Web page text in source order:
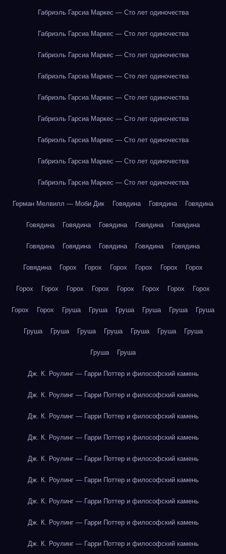
Габриэль Гарсиа Маркес — Сто лет одиночества
Габриэль Гарсиа Маркес — Сто лет одиночества
Габриэль Гарсиа Маркес — Сто лет одиночества
Габриэль Гарсиа Маркес — Сто лет одиночества
Габриэль Гарсиа Маркес — Сто лет одиночества
Габриэль Гарсиа Маркес — Сто лет одиночества
Габриэль Гарсиа Маркес — Сто лет одиночества
Габриэль Гарсиа Маркес — Сто лет одиночества
Габриэль Гарсиа Маркес — Сто лет одиночества
Герман Мелвилл — Моби Дик Говядина Говядина Говядина
Говядина Говядина Говядина Говядина Говядина
Говядина Говядина Говядина Говядина Говядина
Говядина Горох Горох Горох Горох Горох Горох
Горох Горох Горох Горох Горох Горох Горох Горох
Горох Горох Груша Груша Груша Груша Груша Груша
Груша Груша Груша Груша Груша Груша Груша
Груша Груша
Дж. К. Роулинг — Гарри Поттер и философский камень
Дж. К. Роулинг — Гарри Поттер и философский камень
Дж. К. Роулинг — Гарри Поттер и философский камень
Дж. К. Роулинг — Гарри Поттер и философский камень
Дж. К. Роулинг — Гарри Поттер и философский камень
Дж. К. Роулинг — Гарри Поттер и философский камень
Дж. К. Роулинг — Гарри Поттер и философский камень
Дж. К. Роулинг — Гарри Поттер и философский камень
Дж. К. Роулинг — Гарри Поттер и философский камень